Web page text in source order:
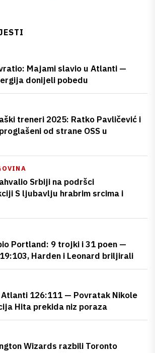
Majami slavio u Atlanti —
donijeli pobedu
treneri 2025: Ratko Pavličević i
od strane OSS u
Srbiji na podršci
S ljubavlju hrabrim srcima i
Portland: 9 trojki i 31 poen —
Harden i Leonard briljirali
126:111 — Povratak Nikole
Hita prekida niz poraza
Wizards razbili Toronto